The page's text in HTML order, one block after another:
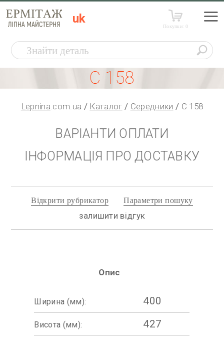
uk
Покупки:0
С 158
Lepnina.com.ua Каталог Середники С 158
ВАРІАНТИ ОПЛАТИ
ІНФОРМАЦІЯ ПРО ДОСТАВКУ
залишити відгук
Відкрити рубрикатор Параметри пошуку
Опис
Ширина (мм): 400
Висота (мм): 427